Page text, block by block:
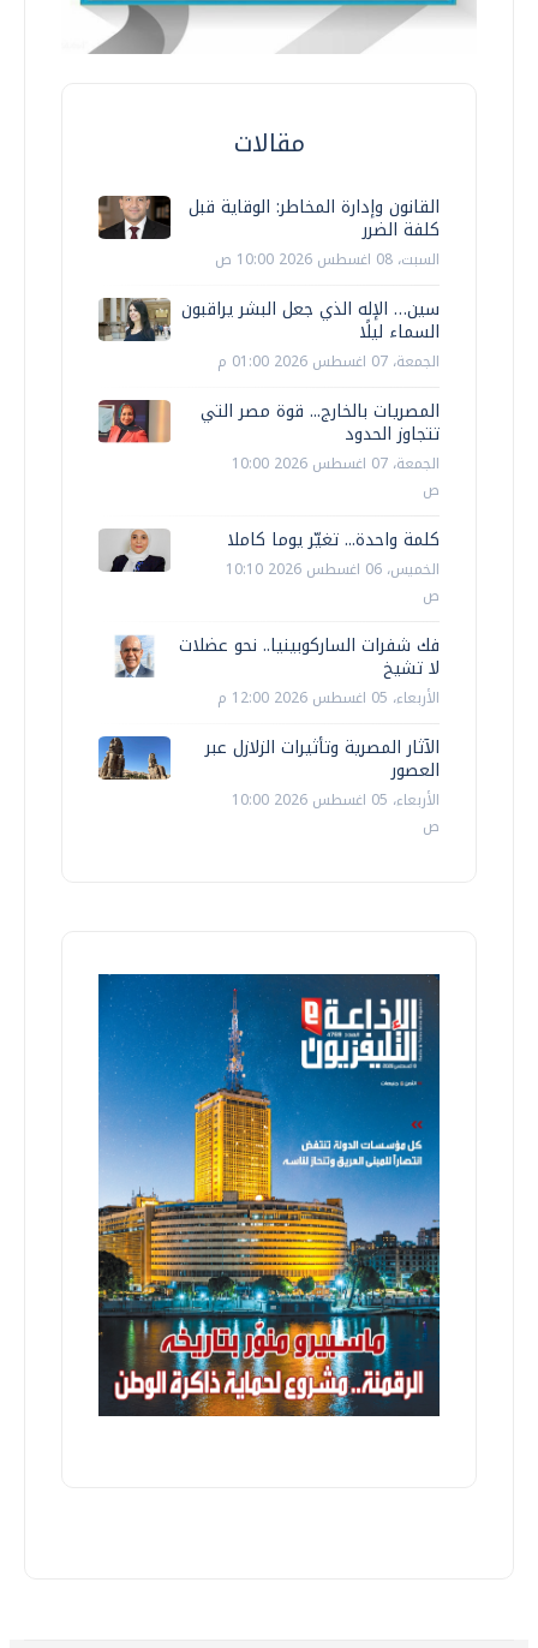
مقالات
القانون وإدارة المخاطر: الوقاية قبل
كلفة الضرر
السبت، 08 اغسطس 2026 10:00 ص
سين… الإله الذي جعل البشر يراقبون
السماء ليلًا
الجمعة، 07 اغسطس 2026 01:00 م
المصريات بالخارج... قوة مصر التي
تتجاوز الحدود
الجمعة، 07 اغسطس 2026 10:00
ص
كلمة واحدة... تغيّر يوما كاملا
الخميس، 06 اغسطس 2026 10:10
ص
فك شفرات الساركوبينيا.. نحو عضلات
لا تشيخ
الأربعاء، 05 اغسطس 2026 12:00 م
الآثار المصرية وتأثيرات الزلازل عبر
العصور
الأربعاء، 05 اغسطس 2026 10:00
ص